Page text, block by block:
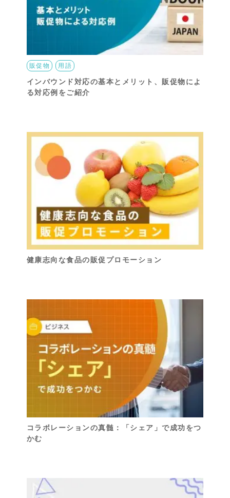
販促物 用語
インバウンド対応の基本とメリット、販促物によ
る対応例をご紹介
健康志向な食品の販促プロモーション
コラボレーションの真髄：「シェア」で成功をつ
かむ